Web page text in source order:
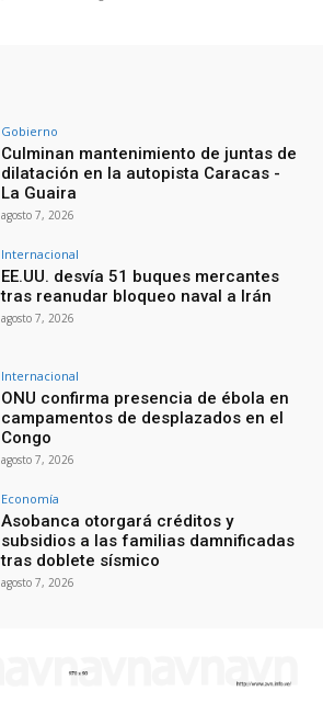
Gobierno
Culminan mantenimiento de juntas de
dilatación en la autopista Caracas -
La Guaira
agosto 7, 2026
Internacional
EE.UU. desvía 51 buques mercantes
tras reanudar bloqueo naval a Irán
agosto 7, 2026
Internacional
ONU confirma presencia de ébola en
campamentos de desplazados en el
Congo
agosto 7, 2026
Economía
Asobanca otorgará créditos y
subsidios a las familias damnificadas
tras doblete sísmico
agosto 7, 2026